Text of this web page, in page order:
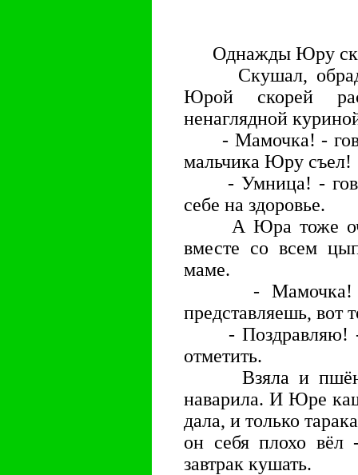
Однажды Юру
Скушал,
Юрой скорей
ненаглядной
- Мамочка! -
мальчика Юру съел!
- Умница! -
себе на здоровье.
А Юра тоже
вместе со всем
маме.
- Мамочка! -
представляешь, вот
- Поздравляю! -
отметить.
Взяла и
наварила. И Юре
дала, и только
он себя плохо вёл
завтрак кушать.